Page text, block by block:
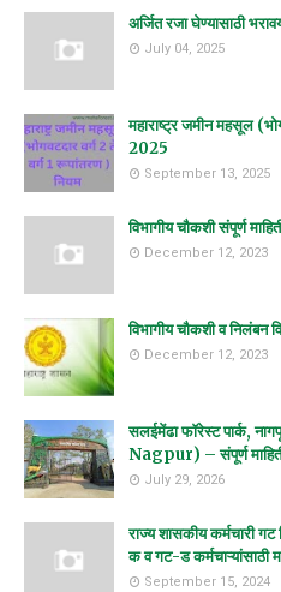
अर्जित रजा घेण्यासाठी
July 04, 2025
महाराष्ट्र जमीन महसूल
2025
September 13, 2025
विभागीय चौकशी संपूर्ण
December 12, 2023
विभागीय चौकशी व निलंबन
December 12, 2023
सलईमेंढा फॉरेस्ट पार्क,
Nagpur) – संपूर्ण
July 29, 2026
राज्य शासकीय कर्मचारी
क व गट-ड कर्मचाऱ्यांसाठी
September 15, 2024